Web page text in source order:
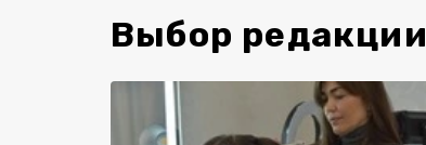
Выбор редакции